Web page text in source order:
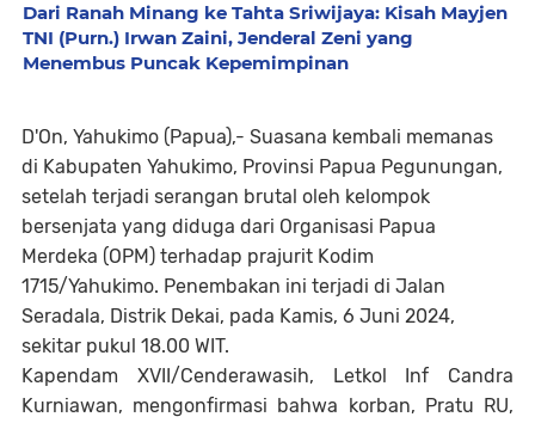
Dari Ranah Minang ke Tahta Sriwijaya: Kisah Mayjen
TNI (Purn.) Irwan Zaini, Jenderal Zeni yang
Menembus Puncak Kepemimpinan
D'On, Yahukimo (Papua),- Suasana kembali memanas
di Kabupaten Yahukimo, Provinsi Papua Pegunungan,
setelah terjadi serangan brutal oleh kelompok
bersenjata yang diduga dari Organisasi Papua
Merdeka (OPM) terhadap prajurit Kodim
1715/Yahukimo. Penembakan ini terjadi di Jalan
Seradala, Distrik Dekai, pada Kamis, 6 Juni 2024,
sekitar pukul 18.00 WIT.
Kapendam XVII/Cenderawasih, Letkol Inf Candra
Kurniawan, mengonfirmasi bahwa korban, Pratu RU,